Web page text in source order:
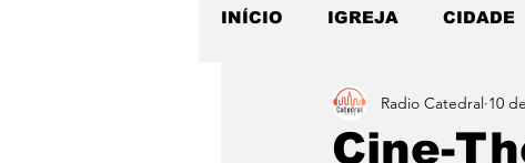
INÍCIO IGREJA CIDADE
ESPORTE
Cine-
Radio Catedral 10